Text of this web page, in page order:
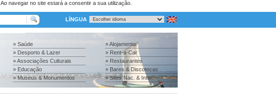
. Ao navegar no site estará a consentir a sua utilização.
LÍNGUA
» Saúde
» Desporto & Lazer
» Associações Culturais
» Educação
» Museus & Monumentos
» Alojamento
» Rent-a-Car
» Restaurantes
» Bares & Discotecas
» Sites Nac. & Inter.